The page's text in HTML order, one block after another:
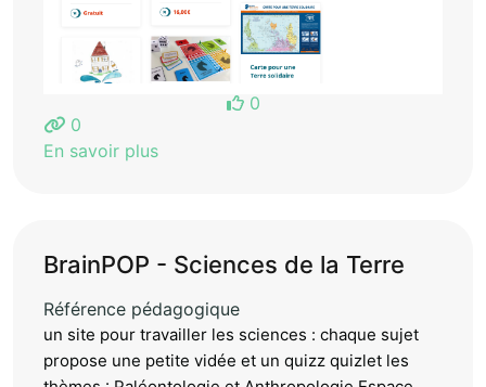
0
0
En savoir plus
BrainPOP - Sciences de la Terre
Référence pédagogique
un site pour travailler les sciences : chaque sujet
propose une petite vidée et un quizz quizlet les